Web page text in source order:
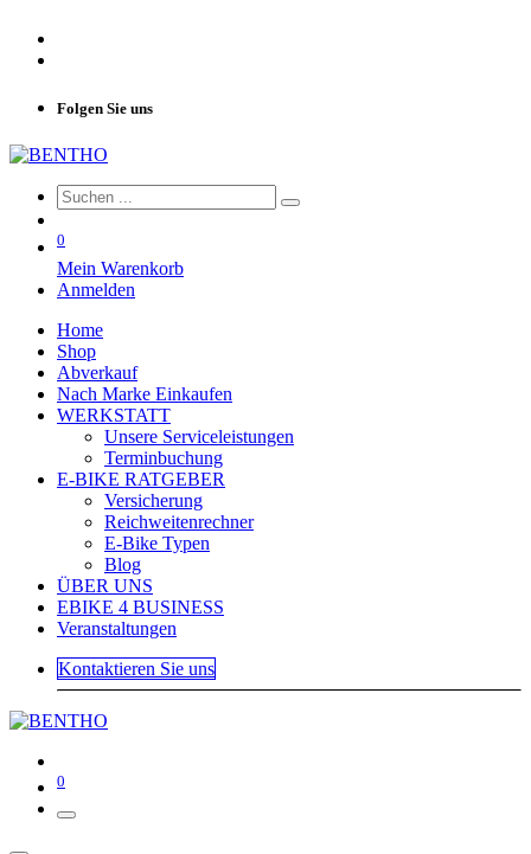
Folgen Sie uns
0
Mein Warenkorb
Anmelden
Home
Shop
Abverkauf
Nach Marke Einkaufen
WERKSTATT
Unsere Serviceleistungen
Terminbuchung
E-BIKE RATGEBER
Versicherung
Reichweitenrechner
E-Bike Typen
Blog
ÜBER UNS
EBIKE 4 BUSINESS
Veranstaltungen
Kontaktieren Sie uns
0